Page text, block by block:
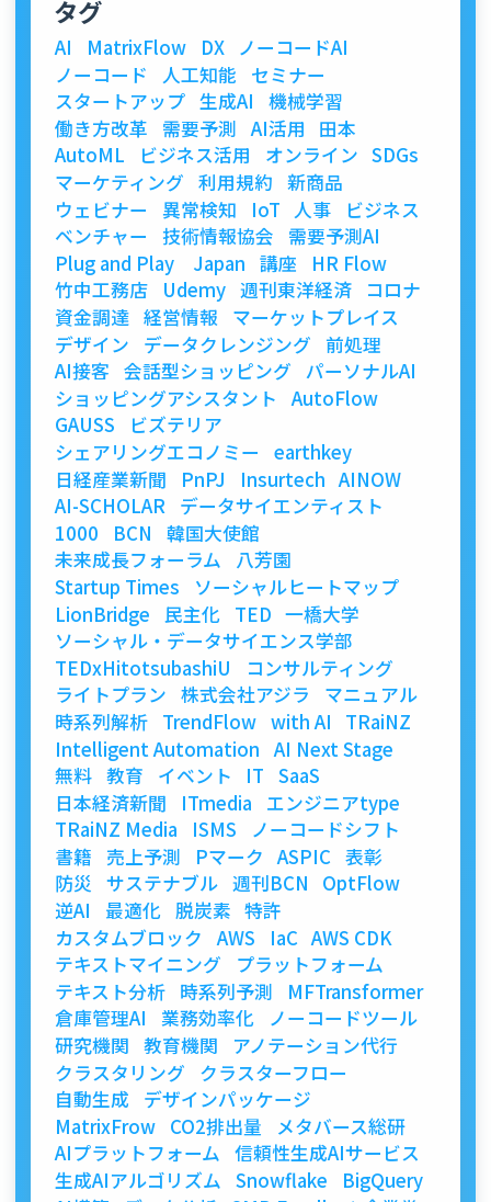
タグ
AI MatrixFlow DX
ノーコードAI
ノーコード
人工知能
セミナー
スタートアップ 生成AI
機械学習
働き方改革
需要予測 AI活用
田本
AutoML
ビジネス活用 オンライン SDGs
マーケティング 利用規約 新商品
ウェビナー
異常検知 IoT 人事
ビジネス
ベンチャー
技術情報協会
需要予測AI
Plug and Play Japan 講座
HR Flow
竹中工務店
Udemy 週刊東洋経済
コロナ
資金調達 経営情報 マーケットプレイス
デザイン
データクレンジング 前処理
AI接客 会話型ショッピング パーソナルAI
ショッピングアシスタント
AutoFlow
GAUSS
ビズテリア
シェアリングエコノミー
earthkey
日経産業新聞
PnPJ Insurtech AINOW
AI-SCHOLAR データサイエンティスト
1000
BCN
韓国大使館
未来成長フォーラム
八芳園
Startup Times
ソーシャルヒートマップ
LionBridge
民主化 TED 一橋大学
ソーシャル・データサイエンス学部
TEDxHitotsubashiU
コンサルティング
ライトプラン 株式会社アジラ
マニュアル
時系列解析 TrendFlow with AI
TRaiNZ
Intelligent Automation AI Next Stage
無料 教育 イベント IT SaaS
日本経済新聞
ITmedia
エンジニアtype
TRaiNZ Media
ISMS
ノーコードシフト
書籍
売上予測 Pマーク ASPIC 表彰
防災 サステナブル 週刊BCN
OptFlow
逆AI
最適化 脱炭素 特許
カスタムブロック
AWS IaC AWS CDK
テキストマイニング
プラットフォーム
テキスト分析 時系列予測
MFTransformer
倉庫管理AI
業務効率化
ノーコードツール
研究機関 教育機関
アノテーション代行
クラスタリング
クラスターフロー
自動生成
デザインパッケージ
MatrixFrow CO2排出量
メタバース総研
AIプラットフォーム 信頼性生成AIサービス
生成AIアルゴリズム Snowflake
BigQuery